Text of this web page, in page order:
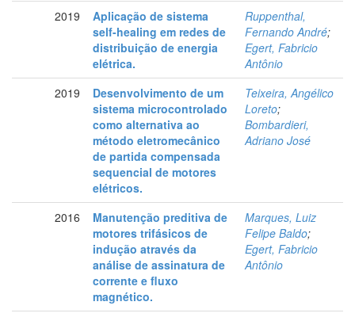
2019
Aplicação de sistema
self-healing em redes de
distribuição de energia
elétrica.
Ruppenthal,
Fernando André;
Egert, Fabricio
Antônio
2019
Desenvolvimento de um
sistema microcontrolado
como alternativa ao
método eletromecânico
de partida compensada
sequencial de motores
elétricos.
Teixeira, Angélico
Loreto;
Bombardieri,
Adriano José
2016
Manutenção preditiva de
motores trifásicos de
indução através da
análise de assinatura de
corrente e fluxo
magnético.
Marques, Luiz
Felipe Baldo;
Egert, Fabricio
Antônio